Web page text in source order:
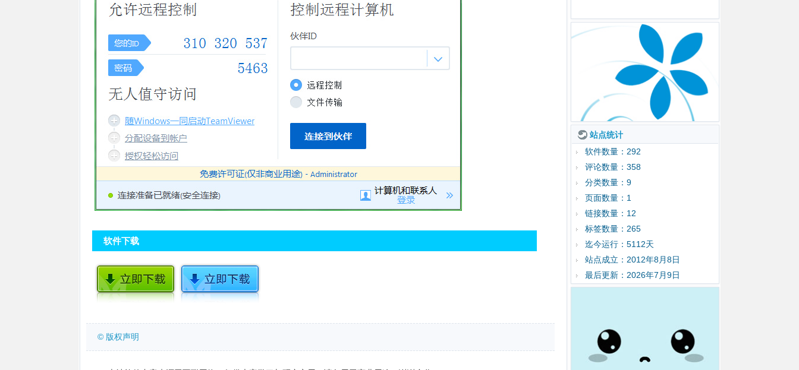
软件下载
© 版权声明
站点统计
软件数量：292
评论数量：358
分类数量：9
页面数量：1
链接数量：12
标签数量：265
迄今运行：5112天
站点成立：2012年8月8日
最后更新：2026年7月9日